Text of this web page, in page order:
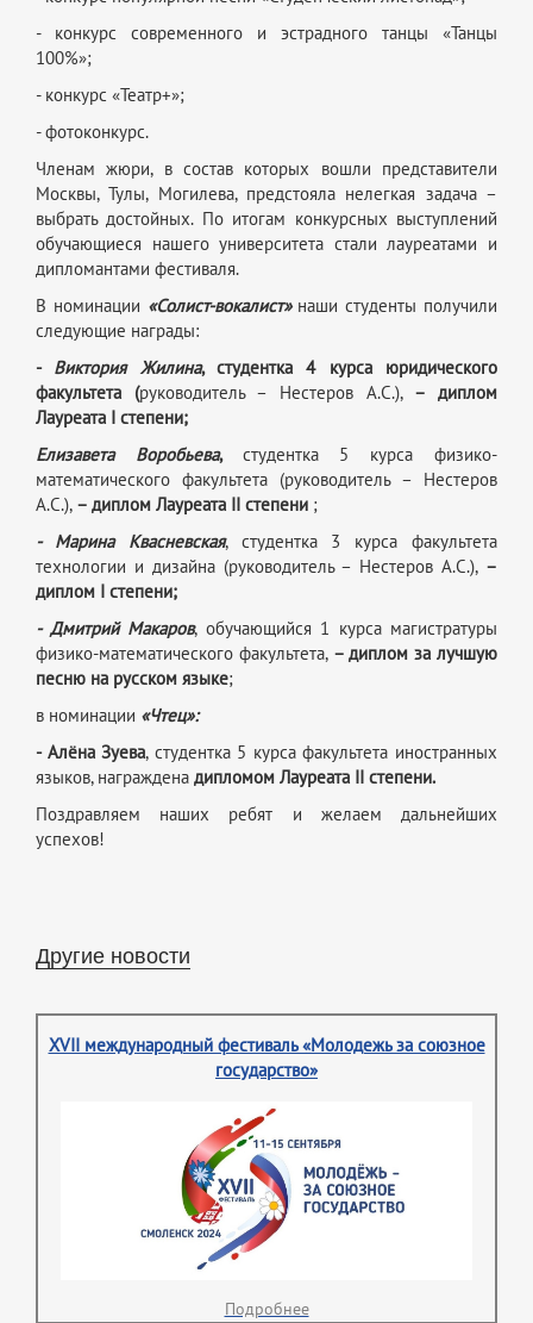
- конкурс современного и эстрадного танцы «Танцы
100%»;
- конкурс «Театр+»;
- фотоконкурс.
Членам жюри, в состав которых вошли представители
Москвы, Тулы, Могилева, предстояла нелегкая задача –
выбрать достойных. По итогам конкурсных выступлений
обучающиеся нашего университета стали лауреатами и
дипломантами фестиваля.
В номинации «Солист-вокалист»наши студенты получили
следующие награды:
- Виктория Жилина,студентка 4 курса юридического
факультета (руководитель – Нестеров А.С.), – диплом
Лауреата I степени;
Елизавета Воробьева, студентка 5 курса физико-
математического факультета (руководитель – Нестеров
А.С.), – диплом Лауреата II степени ;
- Марина Квасневская, студентка 3 курса факультета
технологии и дизайна (руководитель – Нестеров А.С.), –
диплом I степени;
- Дмитрий Макаров, обучающийся 1 курса магистратуры
физико-математического факультета,– диплом за лучшую
песню на русском языке;
в номинации «Чтец»:
- Алёна Зуева, студентка 5 курса факультета иностранных
языков, награждена дипломом Лауреата II степени.
Поздравляем наших ребят и желаем дальнейших
успехов!
Другие новости
XVII международный фестиваль «Молодежь за союзное
государство»
Подробнее